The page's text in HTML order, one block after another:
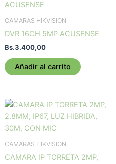
CAMARAS HIKVISION
DVR 16CH 5MP ACUSENSE
Bs.3.400,00
Añadir al carrito
CAMARAS HIKVISION
CAMARA IP TORRETA 2MP,